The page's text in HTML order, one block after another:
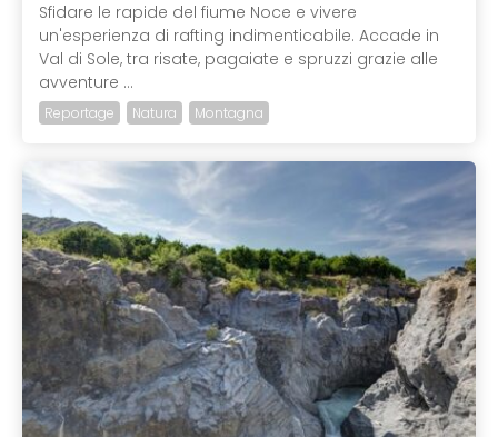
Sfidare le rapide del fiume Noce e vivere
un'esperienza di rafting indimenticabile. Accade in
Val di Sole, tra risate, pagaiate e spruzzi grazie alle
avventure ...
Reportage Natura Montagna